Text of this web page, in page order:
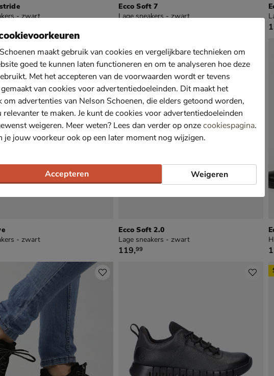
- zwart
Ecco Soft 7
Lage sneakers - zwart
- zwart
Ecco Soft 2.0
Lage sneakers - zwart
€ 119,99
119,99
New
maakt gebruik van cookies en vergelijkbare technieken om
goed te kunnen laten functioneren en om te analyseren hoe deze
Met het accepteren van de voorwaarden wordt er tevens
van cookies voor advertentiedoeleinden. Dit maakt het
om advertenties van Nelson Schoenen, die elders getoond worden,
relevanter te maken. Je kunt de cookies voor advertentiedoeleinden
weigeren. Meer weten? Lees dan verder op onzecookiespagina.
je jouw voorkeur ook op een later moment nog wijzigen.
Accepteren Weigeren